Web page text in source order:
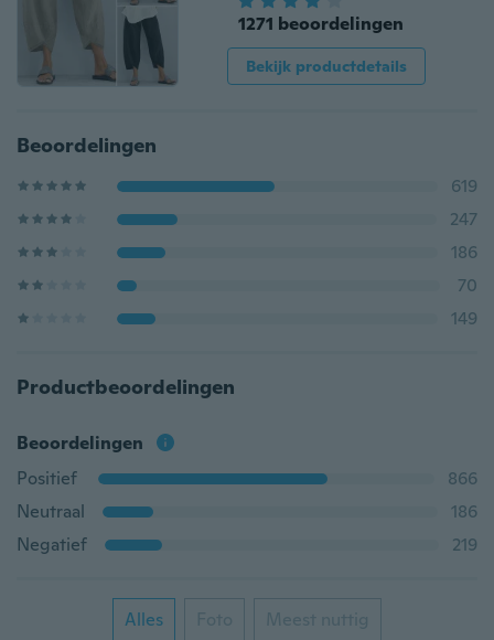
1271 beoordelingen
Bekijk productdetails
Beoordelingen
619
247
186
70
149
Productbeoordelingen
Beoordelingen
Positief
866
Neutraal
186
Negatief
219
Alles Foto Meest nuttig